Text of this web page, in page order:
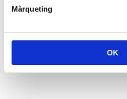
Màrqueting
OK